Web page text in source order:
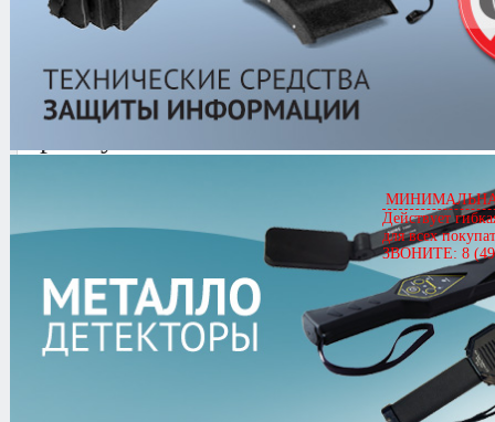
GARRETT GTI 2500
Кол-во
оценка (3 голосов)
Действует
для всех
ЗВОНИТЕ: 8